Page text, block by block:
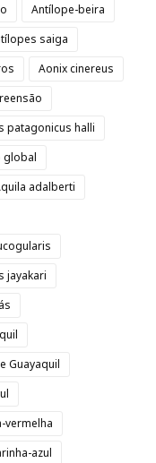
Antílope-beira
saiga
Aonix cinereus
patagonicus halli
global
adalberti
jayakari
Guayaquil
vermelha
azul